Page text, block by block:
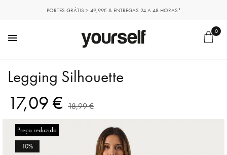
PORTES GRÁTIS > 49,99€ & ENTREGAS 24 A 48 HORAS*

0
Legging Silhouette
17,09 € 18,99 €
Preço reduzido
10%